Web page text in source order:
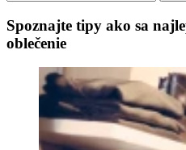
Spoznajte tipy ako sa
oblečenie